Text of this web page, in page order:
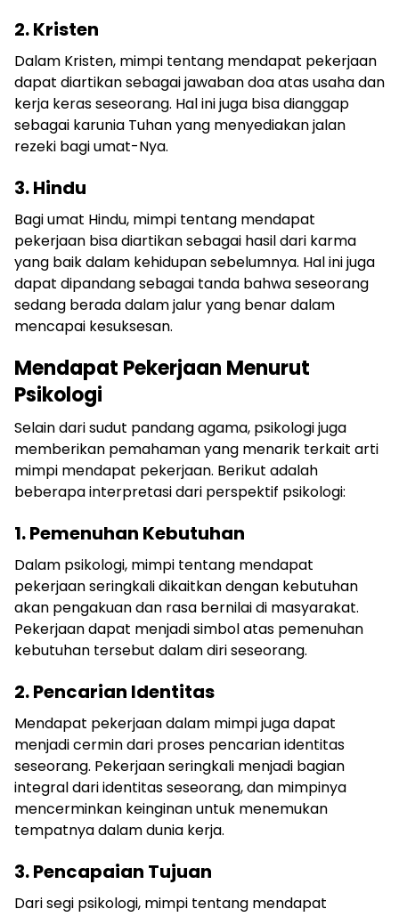
2. Kristen
Dalam Kristen, mimpi tentang mendapat pekerjaan
dapat diartikan sebagai jawaban doa atas usaha dan
kerja keras seseorang. Hal ini juga bisa dianggap
sebagai karunia Tuhan yang menyediakan jalan
rezeki bagi umat-Nya.
3. Hindu
Bagi umat Hindu, mimpi tentang mendapat
pekerjaan bisa diartikan sebagai hasil dari karma
yang baik dalam kehidupan sebelumnya. Hal ini juga
dapat dipandang sebagai tanda bahwa seseorang
sedang berada dalam jalur yang benar dalam
mencapai kesuksesan.
Mendapat Pekerjaan Menurut
Psikologi
Selain dari sudut pandang agama, psikologi juga
memberikan pemahaman yang menarik terkait arti
mimpi mendapat pekerjaan. Berikut adalah
beberapa interpretasi dari perspektif psikologi:
1. Pemenuhan Kebutuhan
Dalam psikologi, mimpi tentang mendapat
pekerjaan seringkali dikaitkan dengan kebutuhan
akan pengakuan dan rasa bernilai di masyarakat.
Pekerjaan dapat menjadi simbol atas pemenuhan
kebutuhan tersebut dalam diri seseorang.
2. Pencarian Identitas
Mendapat pekerjaan dalam mimpi juga dapat
menjadi cermin dari proses pencarian identitas
seseorang. Pekerjaan seringkali menjadi bagian
integral dari identitas seseorang, dan mimpinya
mencerminkan keinginan untuk menemukan
tempatnya dalam dunia kerja.
3. Pencapaian Tujuan
Dari segi psikologi, mimpi tentang mendapat